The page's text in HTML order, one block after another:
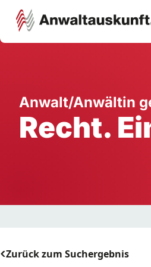
Ausbildung
Anwalt/Anwältin
Recht.
Zurück zum Suchergebnis